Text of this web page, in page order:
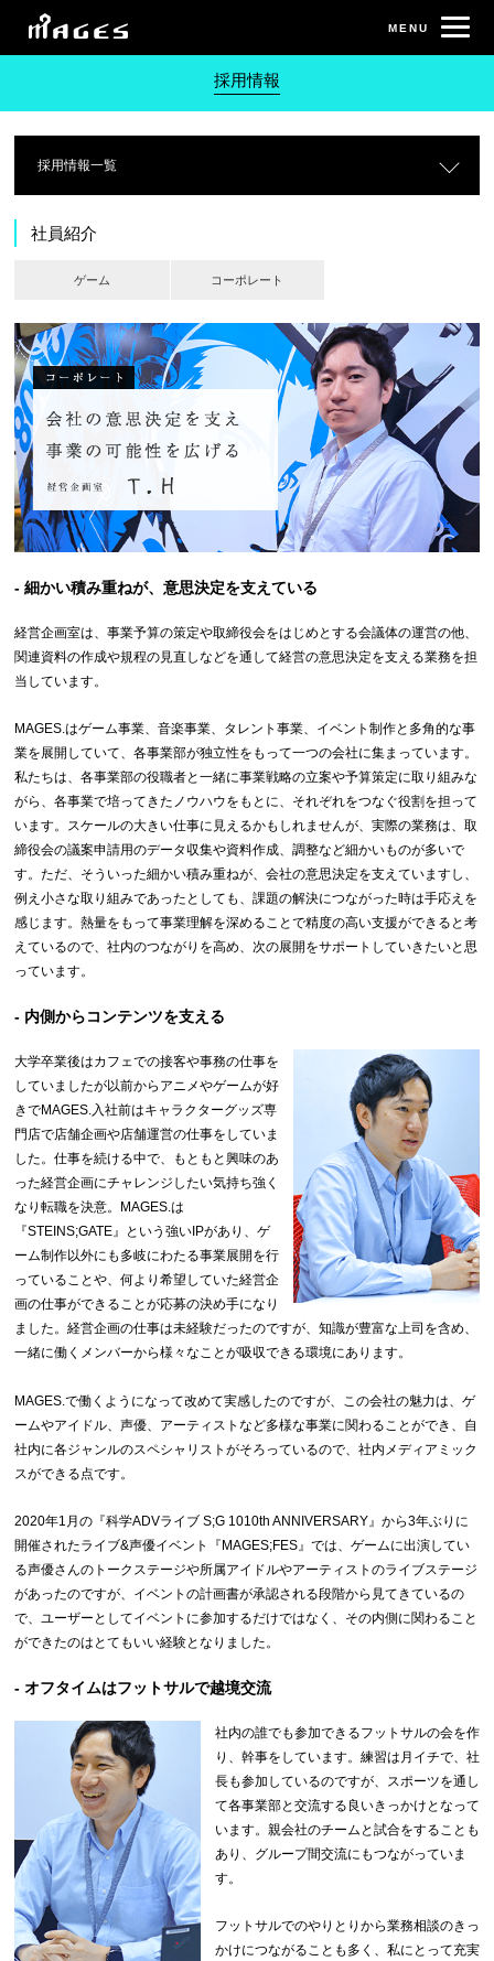
採用情報
採用情報一覧
社員紹介
ゲーム コーポレート
- 細かい積み重ねが、意思決定を支えている
経営企画室は、事業予算の策定や取締役会をはじめとする会議体の運営の他、
関連資料の作成や規程の見直しなどを通して経営の意思決定を支える業務を担
当しています。
MAGES.はゲーム事業、音楽事業、タレント事業、イベント制作と多角的な事
業を展開していて、各事業部が独立性をもって一つの会社に集まっています。
私たちは、各事業部の役職者と一緒に事業戦略の立案や予算策定に取り組みな
がら、各事業で培ってきたノウハウをもとに、それぞれをつなぐ役割を担って
います。スケールの大きい仕事に見えるかもしれませんが、実際の業務は、取
締役会の議案申請用のデータ収集や資料作成、調整など細かいものが多いで
す。ただ、そういった細かい積み重ねが、会社の意思決定を支えていますし、
例え小さな取り組みであったとしても、課題の解決につながった時は手応えを
感じます。熱量をもって事業理解を深めることで精度の高い支援ができると考
えているので、社内のつながりを高め、次の展開をサポートしていきたいと思
っています。
- 内側からコンテンツを支える
大学卒業後はカフェでの接客や事務の仕事を
していましたが以前からアニメやゲームが好
きでMAGES.入社前はキャラクターグッズ専
門店で店舗企画や店舗運営の仕事をしていま
した。仕事を続ける中で、もともと興味のあ
った経営企画にチャレンジしたい気持ち強く
なり転職を決意。MAGES.は
『STEINS;GATE』という強いIPがあり、ゲ
ーム制作以外にも多岐にわたる事業展開を行
っていることや、何より希望していた経営企
画の仕事ができることが応募の決め手になり
ました。経営企画の仕事は未経験だったのですが、知識が豊富な上司を含め、
一緒に働くメンバーから様々なことが吸収できる環境にあります。
MAGES.で働くようになって改めて実感したのですが、この会社の魅力は、ゲ
ームやアイドル、声優、アーティストなど多様な事業に関わることができ、自
社内に各ジャンルのスペシャリストがそろっているので、社内メディアミック
スができる点です。
2020年1月の『科学ADVライブ S;G 1010th ANNIVERSARY』から3年ぶりに
開催されたライブ&声優イベント『MAGES;FES』では、ゲームに出演してい
る声優さんのトークステージや所属アイドルやアーティストのライブステージ
があったのですが、イベントの計画書が承認される段階から見てきているの
で、ユーザーとしてイベントに参加するだけではなく、その内側に関わること
ができたのはとてもいい経験となりました。
- オフタイムはフットサルで越境交流
社内の誰でも参加できるフットサルの会を作
り、幹事をしています。練習は月イチで、社
長も参加しているのですが、スポーツを通し
て各事業部と交流する良いきっかけとなって
います。親会社のチームと試合をすることも
あり、グループ間交流にもつながっていま
す。
フットサルでのやりとりから業務相談のきっ
かけにつながることも多く、私にとって充実